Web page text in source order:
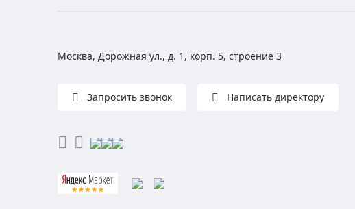
Москва, Дорожная ул., д. 1, корп. 5, строение 3
Запросить звонок Написать директору